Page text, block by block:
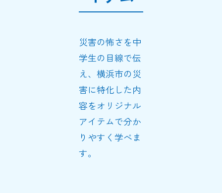
災害の怖さを中
学生の目線で伝
え、横浜市の災
害に特化した内
容をオリジナル
アイテムで分か
りやすく学べま
す。